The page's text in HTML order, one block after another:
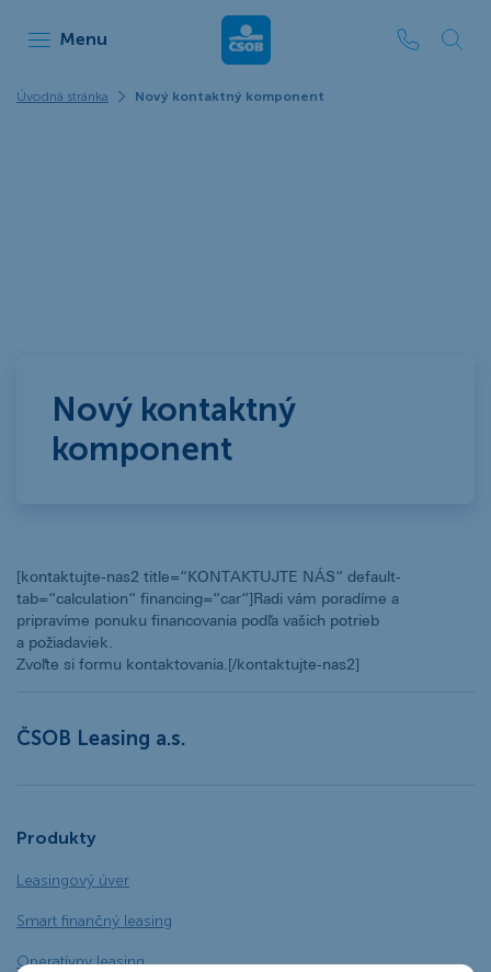
Menu ČSOB Leasing
Úvodná stránka Nový kontaktný komponent
Nový kontaktný
komponent
[kontaktujte-nas2 title=“KONTAKTUJTE NÁS“ default-
tab=“calculation“ financing=“car“]Radi vám poradíme a
pripravíme ponuku financovania podľa vašich potrieb
a požiadaviek.
Zvoľte si formu kontaktovania.[/kontaktujte-nas2]
ČSOB Leasing a.s.
Produkty
Leasingový úver
Smart finančný leasing
Operatívny leasing